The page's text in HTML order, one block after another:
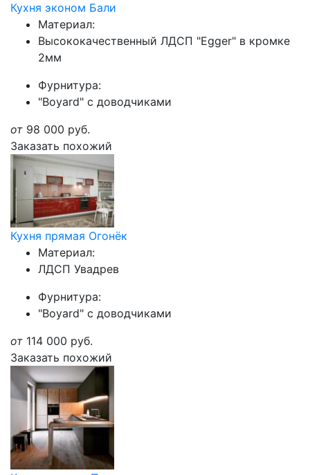
Кухня эконом Бали
Материал:
Высококачественный ЛДСП "Egger" в кромке
2мм
Фурнитура:
"Boyard" с доводчиками
от 98 000 руб.
Заказать похожий
Кухня прямая Огонёк
Материал:
ЛДСП Увадрев
Фурнитура:
"Boyard" с доводчиками
от 114 000 руб.
Заказать похожий